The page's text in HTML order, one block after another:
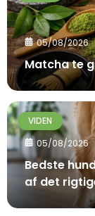
05/08/2026
Matcha te
VIDEN
05/08/2026
Bedste
af det